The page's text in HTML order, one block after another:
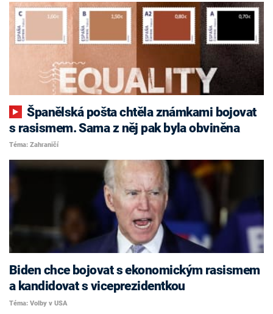
Španělská pošta chtěla známkami bojovat
s rasismem. Sama z něj pak byla obviněna
Téma: Zahraničí
Biden chce bojovat s ekonomickým rasismem
a kandidovat s viceprezidentkou
Téma: Volby v USA